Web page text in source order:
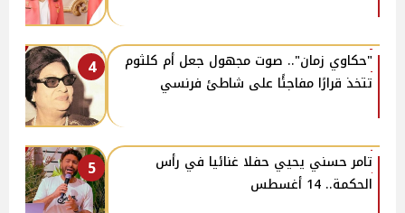
4
"حكاوي زمان".. صوت مجهول جعل أم كلثوم
تتخذ قرارًا مفاجئًا على شاطئ فرنسي
5
تامر حسني يحيي حفلا غنائيا في رأس
الحكمة.. 14 أغسطس